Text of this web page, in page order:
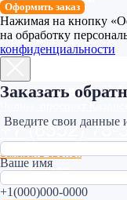
Оформить заказ
Нажимая на кнопку
на обработку
конфиденциальности
Заказать
Введите свои данные
Ваше имя
+1(000)000-0000